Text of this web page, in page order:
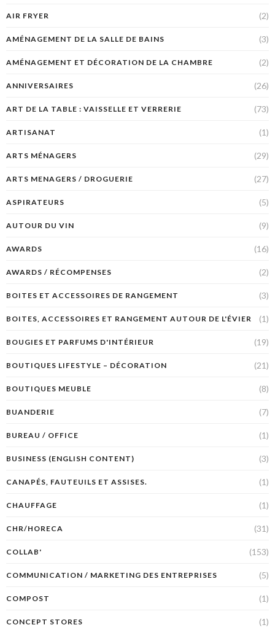
AIR FRYER (2)
AMÉNAGEMENT DE LA SALLE DE BAINS (3)
AMÉNAGEMENT ET DÉCORATION DE LA CHAMBRE (2)
ANNIVERSAIRES (26)
ART DE LA TABLE : VAISSELLE ET VERRERIE (73)
ARTISANAT (1)
ARTS MÉNAGERS (29)
ARTS MENAGERS / DROGUERIE (27)
ASPIRATEURS (5)
AUTOUR DU VIN (9)
AWARDS (16)
AWARDS / RÉCOMPENSES (2)
BOITES ET ACCESSOIRES DE RANGEMENT (3)
BOITES, ACCESSOIRES ET RANGEMENT AUTOUR DE L'ÉVIER (1)
BOUGIES ET PARFUMS D'INTÉRIEUR (19)
BOUTIQUES LIFESTYLE – DÉCORATION (21)
BOUTIQUES MEUBLE (8)
BUANDERIE (7)
BUREAU / OFFICE (1)
BUSINESS (ENGLISH CONTENT) (3)
CANAPÉS, FAUTEUILS ET ASSISES. (1)
CHAUFFAGE (1)
CHR/HORECA (31)
COLLAB' (153)
COMMUNICATION / MARKETING DES ENTREPRISES (5)
COMPOST (1)
CONCEPT STORES (1)